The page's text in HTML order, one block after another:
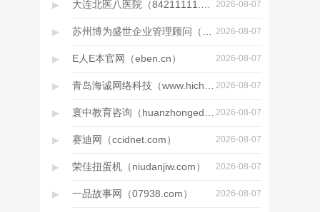
▸ 2026-08-07
大连北医八医院（84211111.net）
▸ 2026-08-07
苏州博为盛世企业管理顾问（nantongtuozhan.com）
▸ 2026-08-07
E人E本官网（eben.cn）
▸ 2026-08-07
青岛海诚网络科技（www.hicheng.net）
▸ 2026-08-07
寰中教育咨询（huanzhongedu.com）
▸ 2026-08-07
赛迪网（ccidnet.com）
▸ 2026-08-07
荣佳扭蛋机（niudanjiw.com）
▸ 2026-08-07
一品故事网（07938.com）